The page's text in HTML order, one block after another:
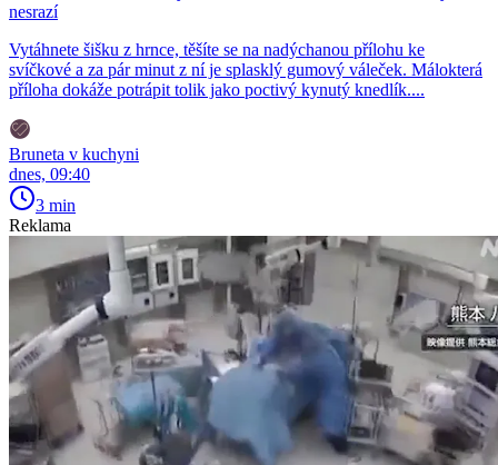
nesrazí
Vytáhnete šišku z hrnce, těšíte se na nadýchanou přílohu ke
svíčkové a za pár minut z ní je splasklý gumový váleček. Málokterá
příloha dokáže potrápit tolik jako poctivý kynutý knedlík....
Bruneta v kuchyni
dnes, 09:40
3 min
Reklama